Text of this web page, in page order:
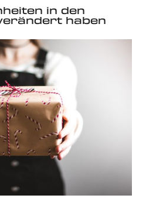
in den
haben